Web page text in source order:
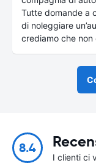
Tutte domande a
di noleggiare
crediamo che
8.4
I clienti ci